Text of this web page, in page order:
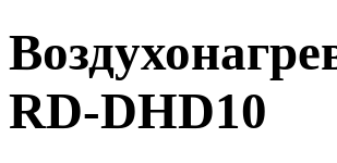
RD-DHD10